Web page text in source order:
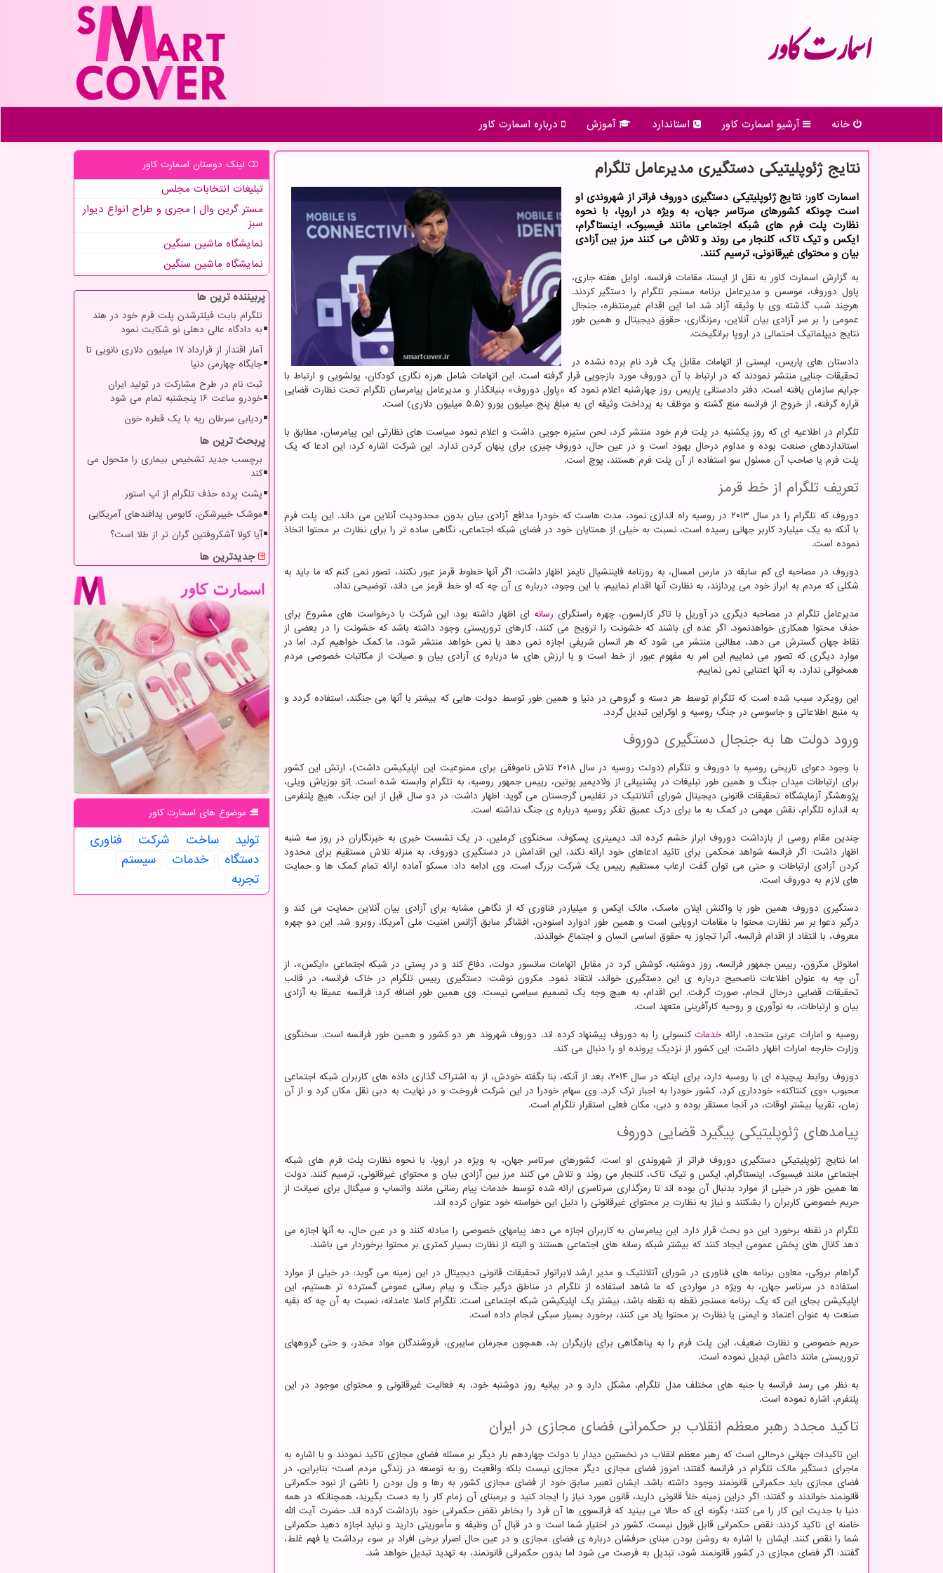
اسمارت كاور
خانه آرشیو اسمارت كاور استاندارد آموزش درباره اسمارت كاور
نتایج ژئوپلیتیکی دستگیری مدیرعامل تلگرام
اسمارت کاور: نتایج ژئوپلیتیکی دستگیری دوروف فراتر از شهروندی او
است چونکه کشورهای سرتاسر جهان، به ویژه در اروپا، با نحوه
نظارت پلت فرم های شبکه اجتماعی مانند فیسبوک، اینستاگرام،
ایکس و تیک تاک، کلنجار می روند و تلاش می کنند مرز بین آزادی
بیان و محتوای غیرقانونی، ترسیم کنند.
به گزارش اسمارت کاور به نقل از ایسنا، مقامات فرانسه، اوایل هفته جاری،
پاول دوروف، موسس و مدیرعامل برنامه مسنجر تلگرام را دستگیر کردند.
هرچند شب گذشته وی با وثیقه آزاد شد اما این اقدام غیرمنتظره، جنجال
عمومی را بر سر آزادی بیان آنلاین، رمزنگاری، حقوق دیجیتال و همین طور
نتایج دیپلماتیک احتمالی در اروپا برانگیخت.
دادستان های پاریس، لیستی از اتهامات مقابل یک فرد نام برده نشده در
تحقیقات جنایی منتشر نمودند که در ارتباط با آن دوروف مورد بازجویی قرار گرفته است. این اتهامات شامل هرزه نگاری کودکان، پولشویی و ارتباط با
جرایم سازمان یافته است. دفتر دادستانی پاریس روز چهارشنبه اعلام نمود که «پاول دوروف» بنیانگذار و مدیرعامل پیامرسان تلگرام تحت نظارت قضایی
قراره گرفته، از خروج از فرانسه منع گشته و موظف به پرداخت وثیقه ای به مبلغ پنج میلیون یورو (۵.۵ میلیون دلاری) است.
تلگرام در اطلاعیه ای که روز یکشنبه در پلت فرم خود منتشر کرد، لحن ستیزه جویی داشت و اعلام نمود سیاست های نظارتی این پیامرسان، مطابق با
استانداردهای صنعت بوده و مداوم درحال بهبود است و در عین حال، دوروف چیزی برای پنهان کردن ندارد. این شرکت اشاره کرد: این ادعا که یک
پلت فرم یا صاحب آن مسئول سو استفاده از آن پلت فرم هستند، پوچ است.
تعریف تلگرام از خط قرمز
دوروف که تلگرام را در سال ۲۰۱۳ در روسیه راه اندازی نمود، مدت هاست که خودرا مدافع آزادی بیان بدون محدودیت آنلاین می داند. این پلت فرم
با آنکه به یک میلیارد کاربر جهانی رسیده است، نسبت به خیلی از همتایان خود در فضای شبکه اجتماعی، نگاهی ساده تر را برای نظارت بر محتوا اتخاذ
نموده است.
دوروف در مصاحبه ای کم سابقه در مارس امسال، به روزنامه فایننشیال تایمز اظهار داشت: اگر آنها خطوط قرمز عبور نکنند، تصور نمی کنم که ما باید به
شکلی که مردم به ابراز خود می پردازند، به نظارت آنها اقدام نماییم. با این وجود، درباره ی آن چه که او خط قرمز می داند، توضیحی نداد.
مدیرعامل تلگرام در مصاحبه دیگری در آوریل با تاکر کارلسون، چهره راستگرای رسانه ای اظهار داشته بود: این شرکت با درخواست های مشروع برای
حذف محتوا همکاری خواهدنمود. اگر عده ای باشند که خشونت را ترویج می کنند، کارهای تروریستی وجود داشته باشد که خشونت را در بعضی از
نقاط جهان گسترش می دهد، مطالبی منتشر می شود که هر انسان شریفی اجازه نمی دهد یا نمی خواهد منتشر شود، ما کمک خواهیم کرد. اما در
موارد دیگری که تصور می نماییم این امر به مفهوم عبور از خط است و با ارزش های ما درباره ی آزادی بیان و صیانت از مکاتبات خصوصی مردم
همخوانی ندارد، به آنها اعتنایی نمی نماییم.
این رویکرد سبب شده است که تلگرام توسط هر دسته و گروهی در دنیا و همین طور توسط دولت هایی که بیشتر با آنها می جنگند، استفاده گردد و
به منبع اطلاعاتی و جاسوسی در جنگ روسیه و اوکراین تبدیل گردد.
ورود دولت ها به جنجال دستگیری دوروف
با وجود دعوای تاریخی روسیه با دوروف و تلگرام (دولت روسیه در سال ۲۰۱۸ تلاش ناموفقی برای ممنوعیت این اپلیکیشن داشت)، ارتش این کشور
برای ارتباطات میدان جنگ و همین طور تبلیغات در پشتیبانی از ولادیمیر پوتین، رییس جمهور روسیه، به تلگرام وابسته شده است. اِتو بوزیاش ویلی،
پژوهشگر آزمایشگاه تحقیقات قانونی دیجیتال شورای آتلانتیک در تفلیس گرجستان می گوید: اظهار داشت: در دو سال قبل از این جنگ، هیچ پلتفرمی
به اندازه تلگرام، نقش مهمی در کمک به ما برای درک عمیق تفکر روسیه درباره ی جنگ نداشته است.
چندین مقام روسی از بازداشت دوروف ابراز خشم کرده اند. دیمیتری پسکوف، سخنگوی کرملین، در یک نشست خبری به خبرنگاران در روز سه شنبه
اظهار داشت: اگر فرانسه شواهد محکمی برای تائید ادعاهای خود ارائه نکند، این اقدامش در دستگیری دوروف، به منزله تلاش مستقیم برای محدود
کردن آزادی ارتباطات و حتی می توان گفت ارعاب مستقیم رییس یک شرکت بزرگ است. وی ادامه داد: مسکو آماده ارائه تمام کمک ها و حمایت
های لازم به دوروف است.
دستگیری دوروف همین طور با واکنش ایلان ماسک، مالک ایکس و میلیاردر فناوری که از نگاهی مشابه برای آزادی بیان آنلاین حمایت می کند و
درگیر دعوا بر سر نظارت محتوا با مقامات اروپایی است و همین طور ادوارد اسنودن، افشاگر سابق آژانس امنیت ملی آمریکا، روبرو شد. این دو چهره
معروف، با انتقاد از اقدام فرانسه، آنرا تجاوز به حقوق اساسی انسان و اجتماع خواندند.
امانوئل مکرون، رییس جمهور فرانسه، روز دوشنبه، کوشش کرد در مقابل اتهامات سانسور دولت، دفاع کند و در پستی در شبکه اجتماعی «ایکس»، از
آن چه به عنوان اطلاعات ناصحیح درباره ی این دستگیری خواند، انتقاد نمود. مکرون نوشت: دستگیری رییس تلگرام در خاک فرانسه، در قالب
تحقیقات قضایی درحال انجام، صورت گرفت. این اقدام، به هیچ وجه یک تصمیم سیاسی نیست. وی همین طور اضافه کرد: فرانسه عمیقا به آزادی
بیان و ارتباطات، به نوآوری و روحیه کارآفرینی متعهد است.
روسیه و امارات عربی متحده، ارائه خدمات کنسولی را به دوروف پیشنهاد کرده اند. دوروف شهروند هر دو کشور و همین طور فرانسه است. سخنگوی
وزارت خارجه امارات اظهار داشت: این کشور از نزدیک پرونده او را دنبال می کند.
دوروف روابط پیچیده ای با روسیه دارد، برای اینکه در سال ۲۰۱۴، بعد از آنکه، بنا بگفته خودش، از به اشتراک گذاری داده های کاربران شبکه اجتماعی
محبوب «وی کنتاکته» خودداری کرد، کشور خودرا به اجبار ترک کرد. وی سهام خودرا در این شرکت فروخت و در نهایت به دبی نقل مکان کرد و از آن
زمان، تقریباً بیشتر اوقات، در آنجا مستقر بوده و دبی، مکان فعلی استقرار تلگرام است.
پیامدهای ژئوپلیتیکی پیگیرد قضایی دوروف
اما نتایج ژئوپلیتیکی دستگیری دوروف فراتر از شهروندی او است. کشورهای سرتاسر جهان، به ویژه در اروپا، با نحوه نظارت پلت فرم های شبکه
اجتماعی مانند فیسبوک، اینستاگرام، ایکس و تیک تاک، کلنجار می روند و تلاش می کنند مرز بین آزادی بیان و محتوای غیرقانونی، ترسیم کنند. دولت
ها همین طور در خیلی از موارد بدنبال آن بوده اند تا رمزگذاری سرتاسری ارائه شده توسط خدمات پیام رسانی مانند واتساپ و سیگنال برای صیانت از
حریم خصوصی کاربران را بشکنند و نیاز به نظارت بر محتوای غیرقانونی را دلیل این خواسته خود عنوان کرده اند.
تلگرام در نقطه برخورد این دو بحث قرار دارد. این پیامرسان به کاربران اجازه می دهد پیامهای خصوصی را مبادله کنند و در عین حال، به آنها اجازه می
دهد کانال های پخش عمومی ایجاد کنند که بیشتر شبکه رسانه های اجتماعی هستند و البته از نظارت بسیار کمتری بر محتوا برخوردار می باشند.
گراهام بروکی، معاون برنامه های فناوری در شورای آتلانتیک و مدیر ارشد لابراتوار تحقیقات قانونی دیجیتال در این زمینه می گوید: در خیلی از موارد
استفاده در سرتاسر جهان، به ویژه در مواردی که ما شاهد استفاده از تلگرام در مناطق درگیر جنگ و پیام رسانی عمومی گسترده تر هستیم، این
اپلیکیشن بجای این که یک برنامه مسنجر نقطه به نقطه باشد، بیشتر یک اپلیکیشن شبکه اجتماعی است. تلگرام کاملا عامدانه، نسبت به آن چه که بقیه
صنعت به عنوان اعتماد و ایمنی یا نظارت بر محتوا یاد می کنند، برخورد بسیار سبکی انجام داده است.
حریم خصوصی و نظارت ضعیف، این پلت فرم را به پناهگاهی برای بازیگران بد، همچون مجرمان سایبری، فروشندگان مواد مخدر، و حتی گروههای
تروریستی مانند داعش تبدیل نموده است.
به نظر می رسد فرانسه با جنبه های مختلف مدل تلگرام، مشکل دارد و در بیانیه روز دوشنبه خود، به فعالیت غیرقانونی و محتوای موجود در این
پلتفرم، اشاره نموده است.
تاکید مجدد رهبر معظم انقلاب بر حکمرانی فضای مجازی در ایران
این تاکیدات جهانی درحالی است که رهبر معظم انقلاب در نخستین دیدار با دولت چهاردهم بار دیگر بر مسئله فضای مجازی تاکید نمودند و با اشاره به
ماجرای دستگیر مالک تلگرام در فرانسه گفتند: امروز فضای مجازی دیگر مجازی نیست بلکه واقعیت رو به توسعه در زندگی مردم است؛ بنابراین، در
فضای مجازی باید حکمرانی قانونمند وجود داشته باشد. ایشان تعبیر سابق خود از فضای مجازی کشور به رها و ول بودن را ناشی از نبود حکمرانی
قانونمند خواندند و گفتند: اگر دراین زمینه خلأ قانونی دارید، قانون مورد نیاز را ایجاد کنید و برمبنای آن زمام کار را به دست بگیرید، همچنانکه در همه
دنیا با جدیت این کار را می کنند؛ بگونه ای که حالا می بینید که فرانسوی ها آن فرد را بخاطر نقض حکمرانی خود بازداشت کرده اند. حضرت آیت الله
خامنه ای تاکید کردند: نقض حکمرانی قابل قبول نیست. کشور در اختیار شما است و در قبال آن وظیفه و مأموریتی دارید و نباید اجازه دهید حکمرانی
شما را نقض کنند. ایشان با اشاره به روشن بودن مبنای حرفشان درباره ی فضای مجازی و در عین حال اصرار برخی افراد بر سوء برداشت یا فهم غلط،
گفتند: اگر فضای مجازی در کشور قانونمند شود، تبدیل به فرصت می شود اما بدون حکمرانی قانونمند، به تهدید تبدیل خواهد شد.
لینک دوستان اسمارت كاور
تبلیغات انتخابات مجلس
مستر گرین وال | مجری و طراح انواع دیوار
سبز
نمایشگاه ماشین سنگین
نمایشگاه ماشین سنگین
پربیننده ترین ها
تلگرام بابت فیلترشدن پلت فرم خود در هند
به دادگاه عالی دهلی نو شکایت نمود
آمار اقتدار از قرارداد ۱۷ میلیون دلاری نانویی تا
جایگاه چهارمی دنیا
ثبت نام در طرح مشارکت در تولید ایران
خودرو ساعت ۱۶ پنجشنبه تمام می شود
ردیابی سرطان ریه با یک قطره خون
پربحث ترین ها
برچسب جدید تشخیص بیماری را متحول می
کند
پشت پرده حذف تلگرام از اپ استور
موشک خیبرشکن، کابوس پدافندهای آمریکایی
آیا کولا آشکروفتین گران تر از طلا است؟
جدیدترین ها
موضوع های اسمارت كاور
تولید ساخت شركت
فناوری
دستگاه
خدمات
سیستم
تجربه